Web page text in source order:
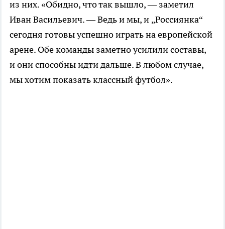
из них. «Обидно, что так вышло, — заметил
Иван Васильевич. — Ведь и мы, и „Россиянка“
сегодня готовы успешно играть на европейской
арене. Обе команды заметно усилили составы,
и они способны идти дальше. В любом случае,
мы хотим показать классный футбол».